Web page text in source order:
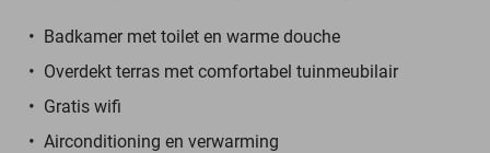
Badkamer met toilet en warme douche
Overdekt terras met comfortabel tuinmeubilair
Gratis wifi
Airconditioning en verwarming